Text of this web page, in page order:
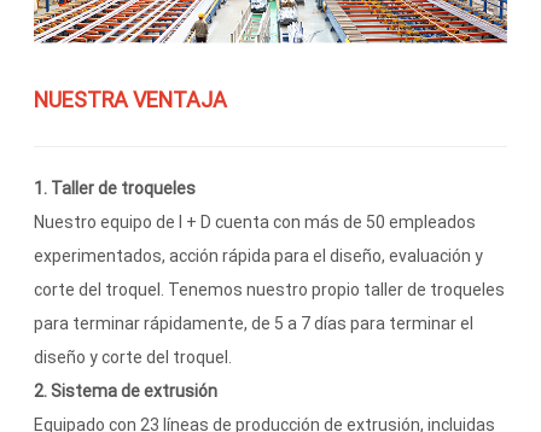
NUESTRA VENTAJA
1. Taller de troqueles
Nuestro equipo de I + D cuenta con más de 50 empleados
experimentados, acción rápida para el diseño, evaluación y
corte del troquel. Tenemos nuestro propio taller de troqueles
para terminar rápidamente, de 5 a 7 días para terminar el
diseño y corte del troquel.
2. Sistema de extrusión
Equipado con 23 líneas de producción de extrusión, incluidas